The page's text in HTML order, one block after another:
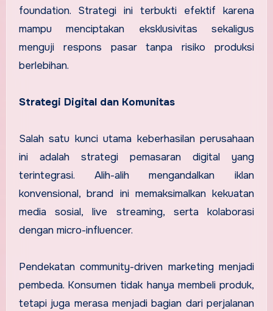
foundation. Strategi ini terbukti efektif karena
mampu menciptakan eksklusivitas sekaligus
menguji respons pasar tanpa risiko produksi
berlebihan.
Strategi Digital dan Komunitas
Salah satu kunci utama keberhasilan perusahaan
ini adalah strategi pemasaran digital yang
terintegrasi. Alih-alih mengandalkan iklan
konvensional, brand ini memaksimalkan kekuatan
media sosial, live streaming, serta kolaborasi
dengan micro-influencer.
Pendekatan community-driven marketing menjadi
pembeda. Konsumen tidak hanya membeli produk,
tetapi juga merasa menjadi bagian dari perjalanan